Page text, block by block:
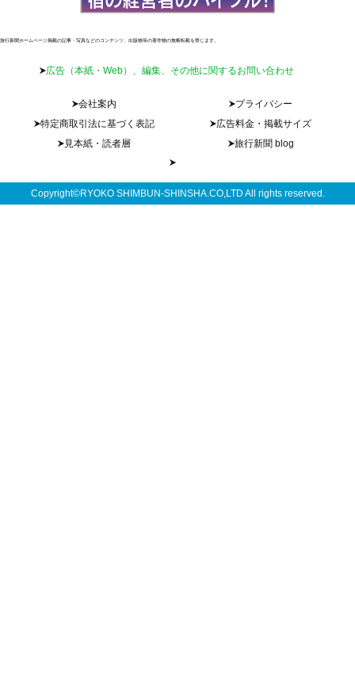
旅行新聞ホームページ掲載の記事・写真などのコンテンツ、出版物等の著作物の無断転載を禁じます。
広告（本紙・Web）、編集、その他に関するお問い合わせ
会社案内
プライバシー
特定商取引法に基づく表記
広告料金・掲載サイズ
見本紙・読者層
旅行新聞 blog
Copyright©RYOKO SHIMBUN-SHINSHA.CO,LTD All rights reserved.